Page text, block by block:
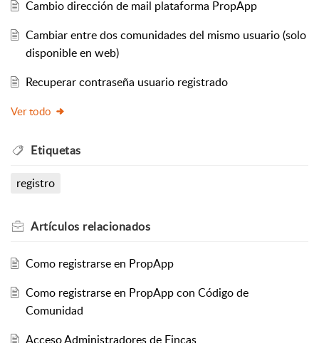
Cambio dirección de mail plataforma PropApp
Cambiar entre dos comunidades del mismo usuario (solo
disponible en web)
Recuperar contraseña usuario registrado
Ver todo
Etiquetas
registro
Artículos relacionados
Como registrarse en PropApp
Como registrarse en PropApp con Código de
Comunidad
Acceso Administradores de Fincas